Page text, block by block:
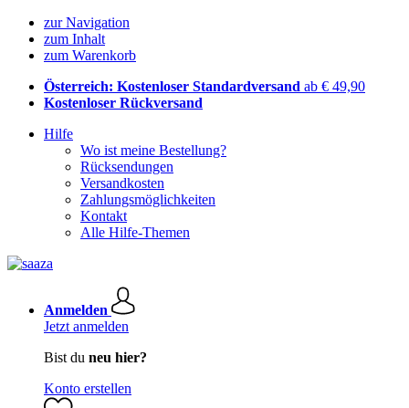
zur Navigation
zum Inhalt
zum Warenkorb
Österreich: Kostenloser Standardversand ab € 49,90
Kostenloser Rückversand
Hilfe
Wo ist meine Bestellung?
Rücksendungen
Versandkosten
Zahlungsmöglichkeiten
Kontakt
Alle Hilfe-Themen
Anmelden
Jetzt anmelden
Bist du neu hier?
Konto erstellen